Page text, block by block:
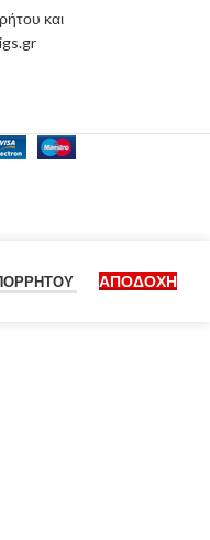
και
ΑΠΟΔΟΧΉ